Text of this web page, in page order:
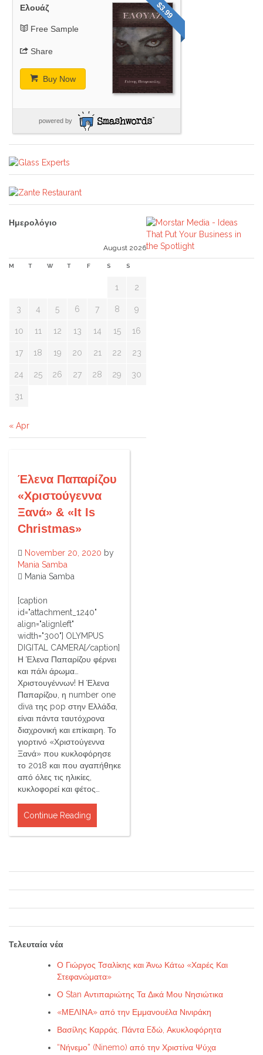
$3.99
Ελουάζ
Free Sample
Share
Buy Now
powered by
Ημερολόγιο
August 2026
M T W T F S S
1 2
3 4 5 6 7 8 9
10 11 12 13 14 15 16
17 18 19 20 21 22 23
24 25 26 27 28 29 30
31
« Apr
Έλενα Παπαρίζου
«Χριστούγεννα
Ξανά» & «It Is
Christmas»
November 20, 2020 by
Mania Samba
Mania Samba
[caption
id="attachment_1240"
align="alignleft"
width="300"] OLYMPUS
DIGITAL CAMERA[/caption]
Η Έλενα Παπαρίζου φέρνει
και πάλι άρωμα…
Χριστουγέννων! Η Έλενα
Παπαρίζου, η number one
diva της pop στην Ελλάδα,
είναι πάντα ταυτόχρονα
διαχρονική και επίκαιρη. Το
γιορτινό «Χριστούγεννα
Ξανά» που κυκλοφόρησε
το 2018 και που αγαπήθηκε
από όλες τις ηλικίες,
κυκλοφορεί και φέτος…
Continue Reading
Τελευταία νέα
Ο Γιώργος Τσαλίκης και Άνω Κάτω «Χαρές Και
Στεφανώματα»
Ο Stan Αντιπαριώτης Τα Δικά Μου Νησιώτικα
«ΜΕΛΙΝΑ» από την Εμμανουέλα Νινιράκη
Βασίλης Καρράς. Πάντα Eδώ, Ακυκλοφόρητα
“Νήνεμο” (Ninemo) από την Χριστίνα Ψύχα